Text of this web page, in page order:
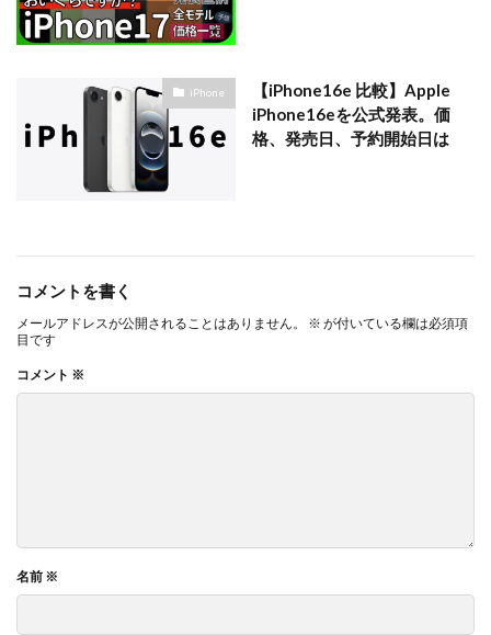
iPhone
【iPhone16e 比較】Apple
iPhone16eを公式発表。価
格、発売日、予約開始日は
コメントを書く
メールアドレスが公開されることはありません。 ※ が付いている欄は必須項
目です
コメント ※
名前 ※